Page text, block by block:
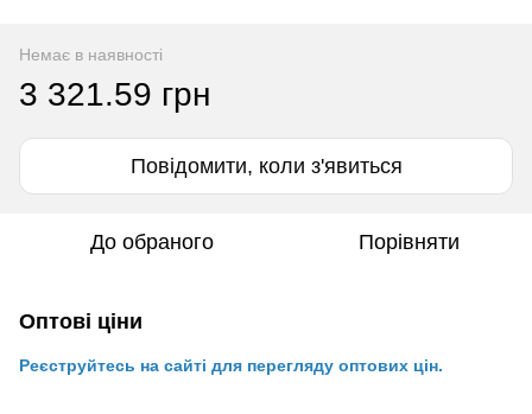
Немає в наявності
3 321.59 грн
Повідомити, коли з'явиться
До обраного Порівняти
Оптові ціни
Реєструйтесь на сайті для перегляду оптових цін.